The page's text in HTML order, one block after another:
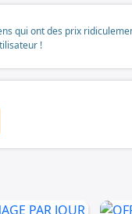
qui ont des prix
!